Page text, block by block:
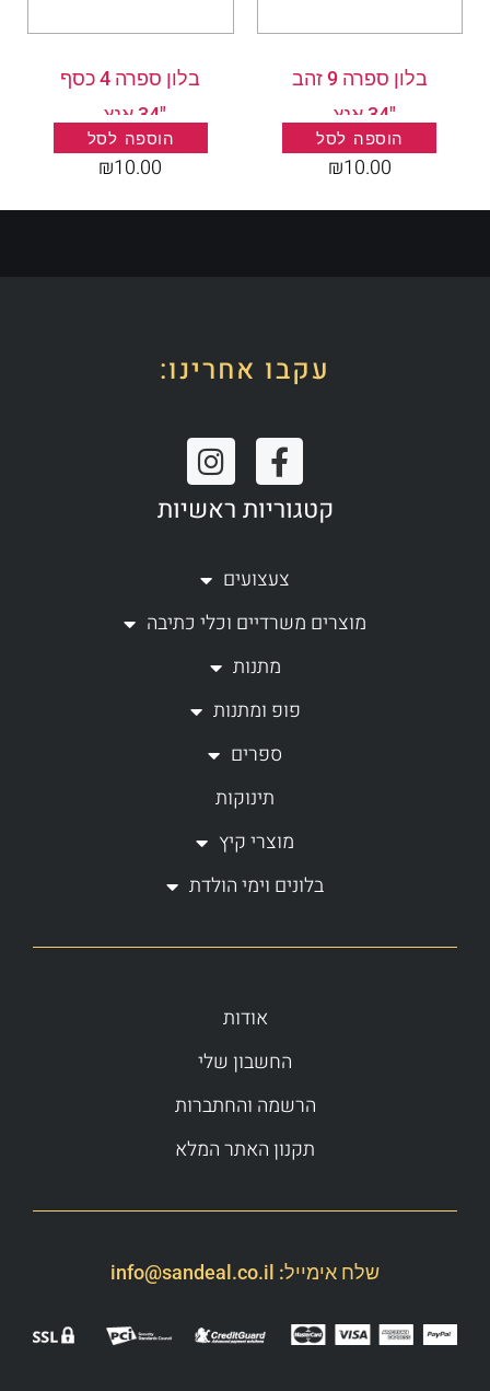
בלון ספרה 9 זהב
"34 אנץ .
הוספה לסל
₪10.00
בלון ספרה 4 כסף
"34 אנץ .
הוספה לסל
₪10.00
עקבו אחרינו:
F
a
c
b
o
o
k
f
I
n
s
a
r
a
קטגוריות ראשיות
צעצועים
מוצרים משרדיים וכלי כתיבה
מתנות
פופ ומתנות
ספרים
תינוקות
מוצרי קיץ
בלונים וימי הולדת
אודות
החשבון שלי
הרשמה והחתברות
תקנון האתר המלא
שלח אימייל: info@sandeal.co.il